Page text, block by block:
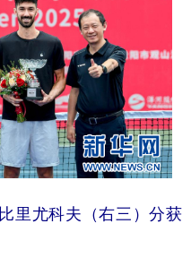
里尤科夫（右三）分获